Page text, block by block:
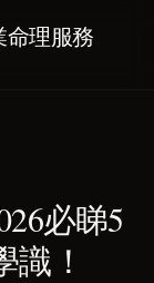
命理服務
必睇5
！